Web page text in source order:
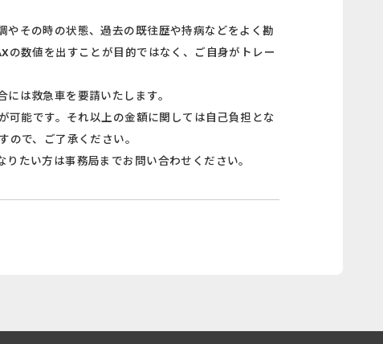
やその時の状態、過去の既往歴や持病などをよく勘
の数値を出すことが目的ではなく、ご自身がトレー
は救急車を要請いたします。
可能です。それ以上の金額に関しては自己負担とな
で、ご了承ください。
たい方は事務局までお問い合わせください。